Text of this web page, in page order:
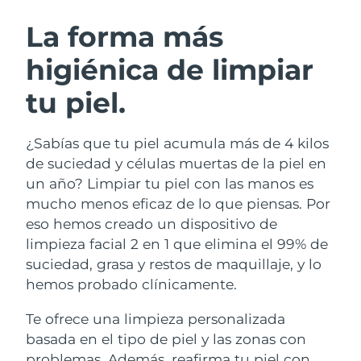
La forma más
higiénica de limpiar
tu piel.
¿Sabías que tu piel acumula más de 4 kilos
de suciedad y células muertas de la piel en
un año? Limpiar tu piel con las manos es
mucho menos eficaz de lo que piensas. Por
eso hemos creado un dispositivo de
limpieza facial 2 en 1 que elimina el 99% de
suciedad, grasa y restos de maquillaje, y lo
hemos probado clínicamente.
Te ofrece una limpieza personalizada
basada en el tipo de piel y las zonas con
Limpieza facial
Anti-aging massage
LUNA™ 4 Plus
Massage, LED heating
LUNA™ 4 Men
Microcurrent toning
BEAR™ 2 go
Microcurrent toning on-the-go
BEAR™ 2 eyes & lips
Hidratación
UFO™ 3 pack
Deep facial hydration
Near-infrared and red light therapy
device
Cuidado bucal
issa™ 4
Hybrid silicone sonic toothbrush
Smart hybrid silicone sonic toothbrush
TRATAMIENTO ANTIEDAD FAQ™
Antiedad Tratamientos LED
NEW
Austria Entrega prevista
Baréin Entrega prevista 12/08/2026
Bélgica
Bermudas Entrega prevista17/08/2026
Bosnia y Herzegovina Entrega prevista
Brunéi Entrega prevista
Bulgaria Entrega prevista 11/08/2026
Canadá Entrega prevista
Chile Entrega prevista15/08/2026